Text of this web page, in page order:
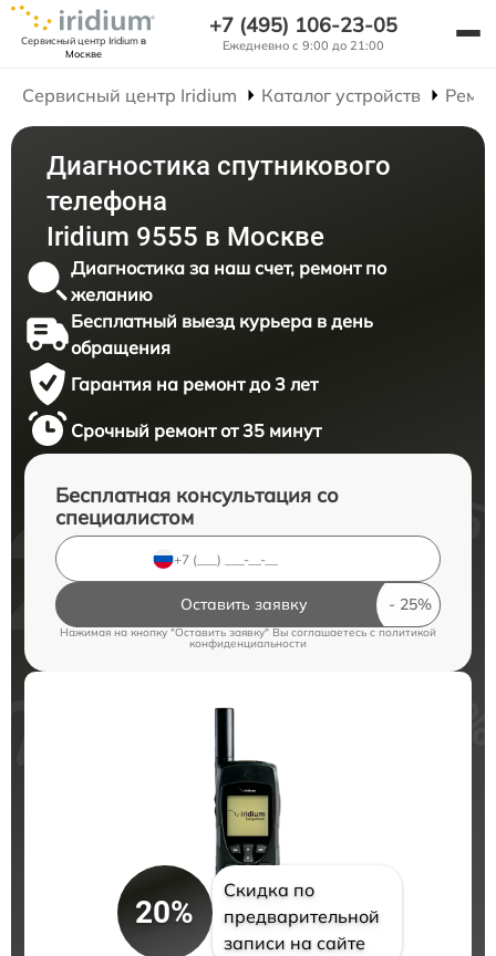
Сервисный центр Iridiumв
Москве
+7 (495) 106-23-05
Ежедневно с 9:00 до 21:00
Сервисный центр Iridium Каталог устройств
Диагностика спутникового
телефона
Iridium 9555 в Москве
Диагностика за наш счет, ремонт по
желанию
Бесплатный выезд курьера в день
обращения
Гарантия на ремонт до 3 лет
Срочный ремонт от 35 минут
Бесплатная консультация со
специалистом
Оставить заявку
Нажимая на кнопку "Оставить заявку" Вы соглашаетесь c политикой
конфиденциальности
20%
Скидка по
предварительной
записи на сайте